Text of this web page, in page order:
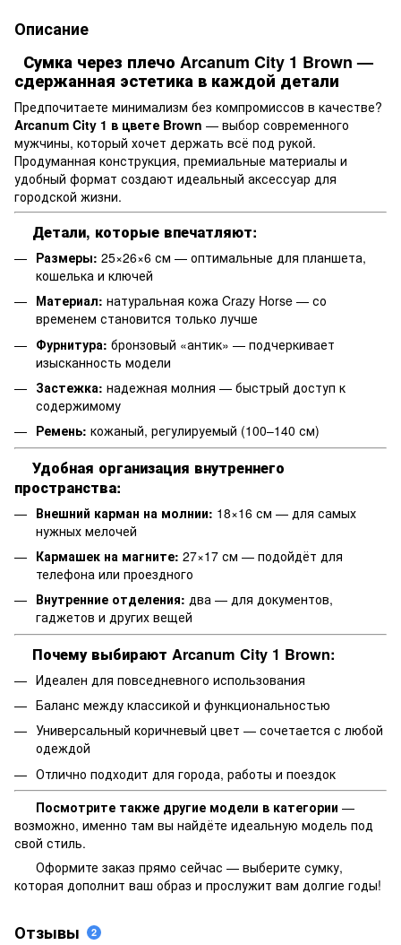
Описание
Сумка через плечо Arcanum City 1 Brown —
сдержанная эстетика в каждой детали
Предпочитаете минимализм без компромиссов в качестве?
Arcanum City 1 в цвете Brown — выбор современного
мужчины, который хочет держать всё под рукой.
Продуманная конструкция, премиальные материалы и
удобный формат создают идеальный аксессуар для
городской жизни.
Детали, которые впечатляют:
Размеры: 25×26×6 см — оптимальные для планшета,
кошелька и ключей
Материал: натуральная кожа Crazy Horse — со
временем становится только лучше
Фурнитура: бронзовый «антик» — подчеркивает
изысканность модели
Застежка: надежная молния — быстрый доступ к
содержимому
Ремень: кожаный, регулируемый (100–140 см)
Удобная организация внутреннего
пространства:
Внешний карман на молнии: 18×16 см — для самых
нужных мелочей
Кармашек на магните: 27×17 см — подойдёт для
телефона или проездного
Внутренние отделения: два — для документов,
гаджетов и других вещей
Почему выбирают Arcanum City 1 Brown:
Идеален для повседневного использования
Баланс между классикой и функциональностью
Универсальный коричневый цвет — сочетается с любой
одеждой
Отлично подходит для города, работы и поездок
Посмотрите также другие модели в категории —
возможно, именно там вы найдёте идеальную модель под
свой стиль.
Оформите заказ прямо сейчас — выберите сумку,
которая дополнит ваш образ и прослужит вам долгие годы!
Отзывы 2